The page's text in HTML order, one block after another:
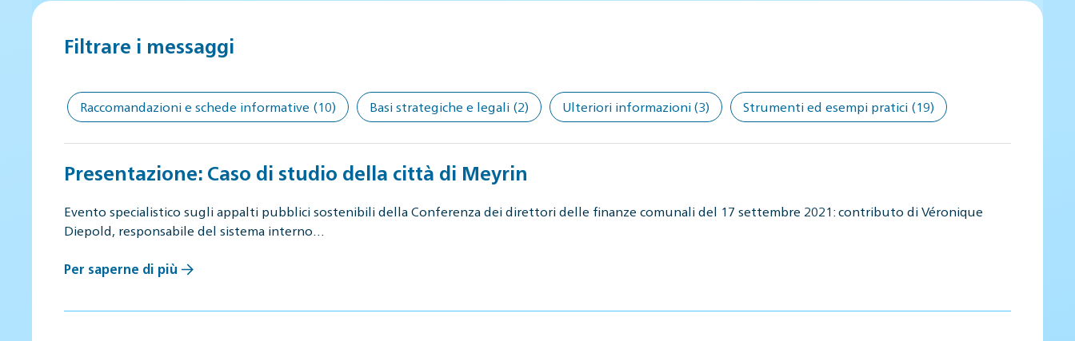
Filtrare i messaggi
Raccomandazioni e schede informative (10) Basi strategiche e legali (2) Ulteriori informazioni (3) Strumenti ed esempi pratici (19)
Presentazione: Caso di studio della città di Meyrin
Evento specialistico sugli appalti pubblici sostenibili della Conferenza dei direttori delle finanze comunali del 17 settembre 2021: contributo di Véronique
Diepold, responsabile del sistema interno…
Per saperne di più